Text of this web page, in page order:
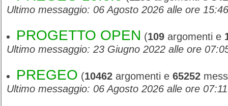
Ultimo messaggio: 06 Agosto 2026 alle ore
PROGETTO OPEN (109 argomenti e
Ultimo messaggio: 23 Giugno 2022 alle ore
PREGEO (10462 argomenti e 65252
Ultimo messaggio: 06 Agosto 2026 alle ore